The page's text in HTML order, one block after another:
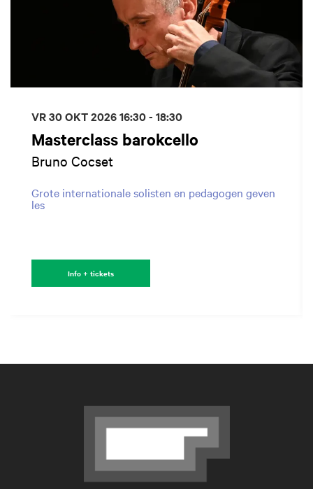
Masterclass barokcello
Bruno Cocset
Grote internationale solisten en pedagogen geven
les
VR 30 OKT 202616:30 - 18:30
Info + tickets